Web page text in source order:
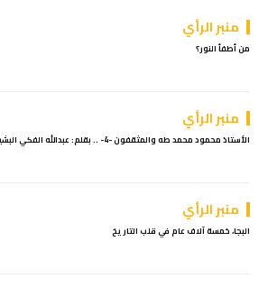
منبر الرأي
من أطفأ النور؟
منبر الرأي
الأستاذ محمود محمد طه والمثقفون -4- .. بقلم: عبدالله الفكي البشير
منبر الرأي
البجا، خمسة آلاف عام في قلب التاريخ